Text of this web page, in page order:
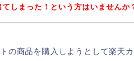
てしまった！という方はいませんか
の商品を購入しようとして楽天